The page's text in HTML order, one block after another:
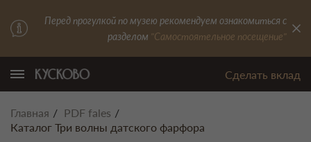
Перед прогулкой по музею рекомендуем ознакомиться с
разделом "Самостоятельное посещение"
Сделать вклад
Главная
PDF fales
Каталог Три волны датского фарфора